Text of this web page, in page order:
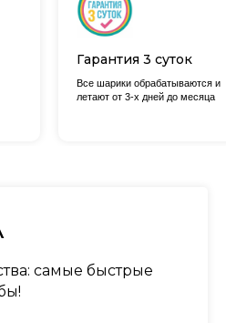
Все шарики обрабатываются и
летают от 3-х дней до месяца
Гарантия 3 суток
самые быстрые